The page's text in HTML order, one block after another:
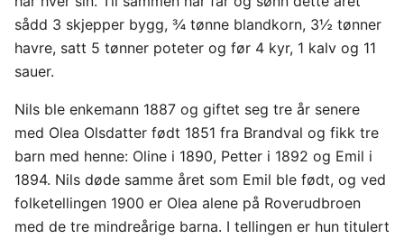
sådd 3 skjepper bygg, ¾ tønne blandkorn, 3½ tønner
havre, satt 5 tønner poteter og før 4 kyr, 1 kalv og 11
sauer.
Nils ble enkemann 1887 og giftet seg tre år senere
med Olea Olsdatter født 1851 fra Brandval og fikk tre
barn med henne: Oline i 1890, Petter i 1892 og Emil i
1894. Nils døde samme året som Emil ble født, og ved
folketellingen 1900 er Olea alene på Roverudbroen
med de tre mindreårige barna. I tellingen er hun titulert